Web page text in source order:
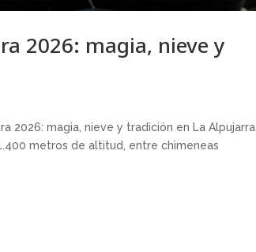
2026: magia, nieve y
2026: magia, nieve y tradición en La Alpujarra
metros de altitud, entre chimeneas